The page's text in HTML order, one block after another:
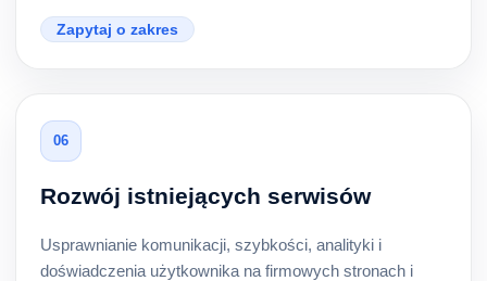
Zapytaj o zakres
06
Rozwój istniejących serwisów
Usprawnianie komunikacji, szybkości, analityki i
doświadczenia użytkownika na firmowych stronach i